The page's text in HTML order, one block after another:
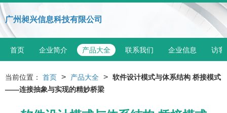
广州昶兴信息科技有限公司
首页 企业简介 产品大全 联系我们 企业信息 访客
当前位置： 首页 > 产品大全 > 软件设计模式与体系结构 桥接模式
——连接抽象与实现的精妙桥梁